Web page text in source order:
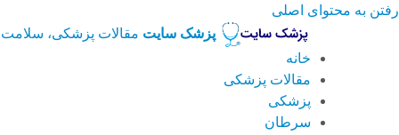
رفتن به محتوای اصلی
پزشک سایت مقالات پزشکی،
خانه
مقالات پزشکی
پزشکی
سرطان